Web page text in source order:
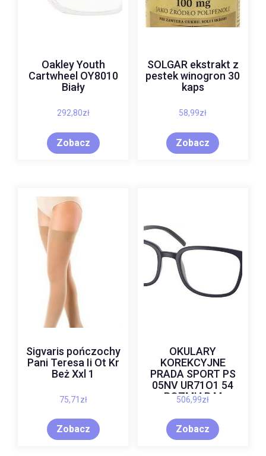
Oakley Youth
Cartwheel OY8010
Biały
292,80zł
Zobacz
SOLGAR ekstrakt z
pestek winogron 30
kaps
58,99zł
Zobacz
Sigvaris pończochy
Pani Teresa Ii Ot Kr
Beż Xxl 1
75,71 zł
Zobacz
OKULARY
KOREKCYJNE
PRADA SPORT PS
05NV UR71O1 54
ROZMIAR M
506,99zł
Zobacz